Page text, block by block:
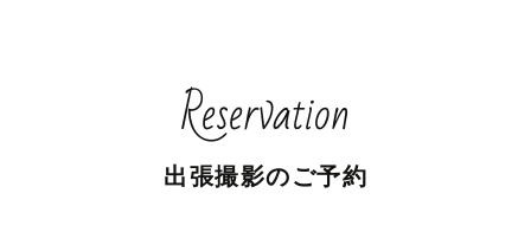
Reservation
出張撮影のご予約